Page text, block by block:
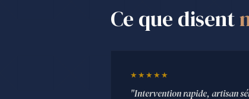
Ce que disent
★★★★★
"Intervention rapide, artisan